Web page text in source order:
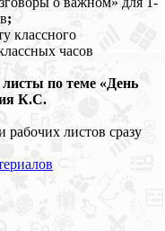
;
классного
часов
листы по теме «День
К.С.
рабочих листов сразу